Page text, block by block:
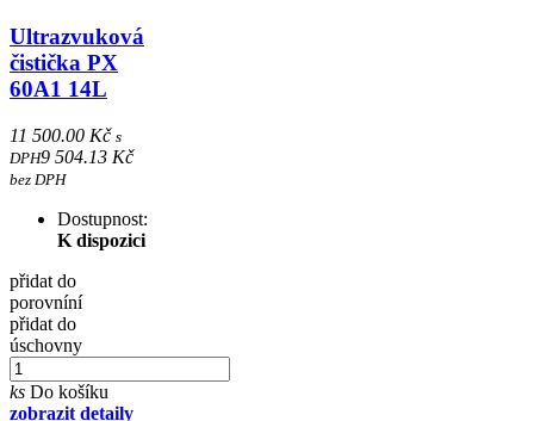
Ultrazvuková
čistička PX
60A1 14L
11 500.00 Kč s
DPH9 504.13 Kč
bez DPH
Dostupnost:
K dispozici
přidat do
porovníní
přidat do
úschovny
ks Do košíku
zobrazit detaily